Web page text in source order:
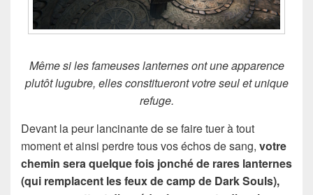
Même si les fameuses lanternes ont une apparence
plutôt lugubre, elles constitueront votre seul et unique
refuge.
Devant la peur lancinante de se faire tuer à tout
moment et ainsi perdre tous vos échos de sang, votre
chemin sera quelque fois jonché de rares lanternes
(qui remplacent les feux de camp de Dark Souls),